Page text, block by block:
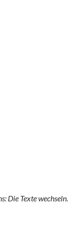
Die Texte wechseln.